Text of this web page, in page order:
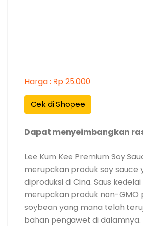
Harga : Rp 25.000
Cek di Shopee
Dapat menyeimbangkan
Lee Kum Kee Premium Soy
merupakan produk soy sauce
diproduksi di Cina. Saus kedelai
merupakan produk non-GMO
soybean yang mana telah
bahan pengawet di dalamnya.